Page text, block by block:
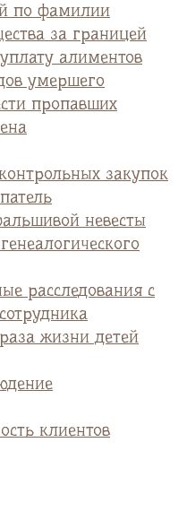
по фамилии
за границей
алиментов
умершего
пропавших
закупок
невесты
расследования с
жизни детей
клиентов